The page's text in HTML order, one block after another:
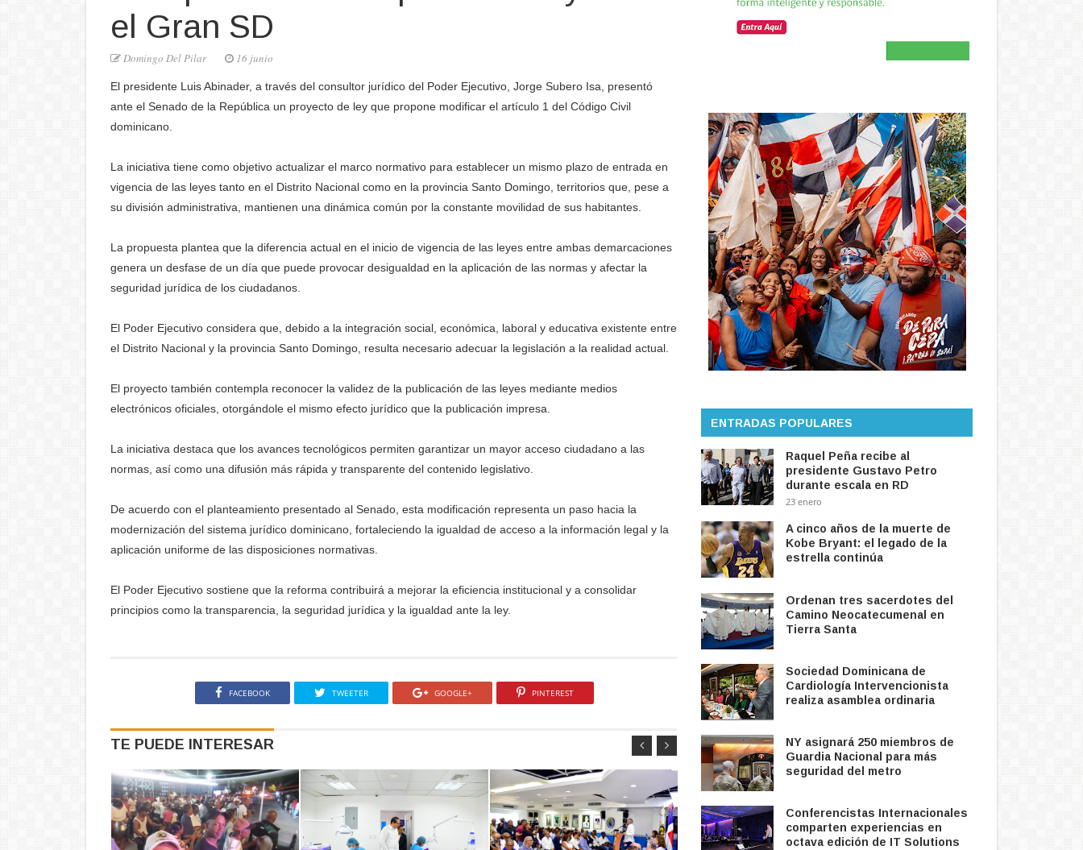
el Gran SD
Domingo Del Pilar 16 junio
El presidente Luis Abinader, a través del consultor jurídico del Poder Ejecutivo, Jorge Subero Isa, presentó
ante el Senado de la República un proyecto de ley que propone modificar el artículo 1 del Código Civil
dominicano.
La iniciativa tiene como objetivo actualizar el marco normativo para establecer un mismo plazo de entrada en
vigencia de las leyes tanto en el Distrito Nacional como en la provincia Santo Domingo, territorios que, pese a
su división administrativa, mantienen una dinámica común por la constante movilidad de sus habitantes.
La propuesta plantea que la diferencia actual en el inicio de vigencia de las leyes entre ambas demarcaciones
genera un desfase de un día que puede provocar desigualdad en la aplicación de las normas y afectar la
seguridad jurídica de los ciudadanos.
El Poder Ejecutivo considera que, debido a la integración social, económica, laboral y educativa existente entre
el Distrito Nacional y la provincia Santo Domingo, resulta necesario adecuar la legislación a la realidad actual.
El proyecto también contempla reconocer la validez de la publicación de las leyes mediante medios
electrónicos oficiales, otorgándole el mismo efecto jurídico que la publicación impresa.
La iniciativa destaca que los avances tecnológicos permiten garantizar un mayor acceso ciudadano a las
normas, así como una difusión más rápida y transparente del contenido legislativo.
De acuerdo con el planteamiento presentado al Senado, esta modificación representa un paso hacia la
modernización del sistema jurídico dominicano, fortaleciendo la igualdad de acceso a la información legal y la
aplicación uniforme de las disposiciones normativas.
El Poder Ejecutivo sostiene que la reforma contribuirá a mejorar la eficiencia institucional y a consolidar
principios como la transparencia, la seguridad jurídica y la igualdad ante la ley.
FACEBOOK TWEETER GOOGLE+ PINTEREST
TE PUEDE INTERESAR
ENTRADAS POPULARES
Raquel Peña recibe al
presidente Gustavo Petro
durante escala en RD
23 enero
A cinco años de la muerte de
Kobe Bryant: el legado de la
estrella continúa
Ordenan tres sacerdotes del
Camino Neocatecumenal en
Tierra Santa
Sociedad Dominicana de
Cardiología Intervencionista
realiza asamblea ordinaria
NY asignará 250 miembros de
Guardia Nacional para más
seguridad del metro
Conferencistas Internacionales
comparten experiencias en
octava edición de IT Solutions